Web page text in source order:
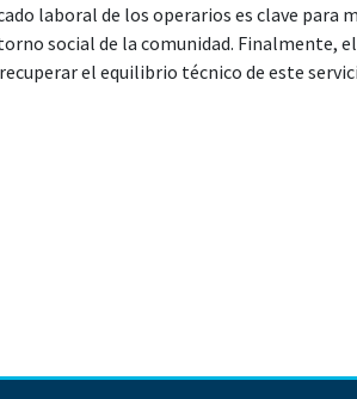
laboral de los operarios es clave para
social de la comunidad. Finalmente,
el equilibrio técnico de este